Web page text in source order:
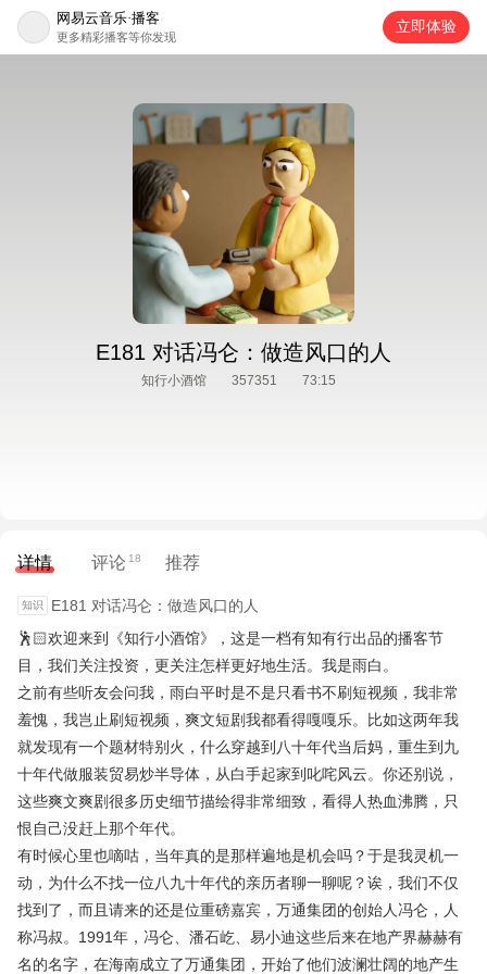
网易云音乐·播客
更多精彩播客等你发现
立即体验
E181 对话冯仑：做造风口的人
知行小酒馆 357351 73:15
详情 评论 18 推荐
E181 对话冯仑：做造风口的人
🕺🏻欢迎来到《知行小酒馆》，这是一档有知有行出品的播客节
目，我们关注投资，更关注怎样更好地生活。我是雨白。
之前有些听友会问我，雨白平时是不是只看书不刷短视频，我非常
羞愧，我岂止刷短视频，爽文短剧我都看得嘎嘎乐。比如这两年我
就发现有一个题材特别火，什么穿越到八十年代当后妈，重生到九
十年代做服装贸易炒半导体，从白手起家到叱咤风云。你还别说，
这些爽文爽剧很多历史细节描绘得非常细致，看得人热血沸腾，只
恨自己没赶上那个年代。
有时候心里也嘀咕，当年真的是那样遍地是机会吗？于是我灵机一
动，为什么不找一位八九十年代的亲历者聊一聊呢？诶，我们不仅
找到了，而且请来的还是位重磅嘉宾，万通集团的创始人冯仑，人
称冯叔。1991年，冯仑、潘石屹、易小迪这些后来在地产界赫赫有
名的名字，在海南成立了万通集团，开始了他们波澜壮阔的地产生